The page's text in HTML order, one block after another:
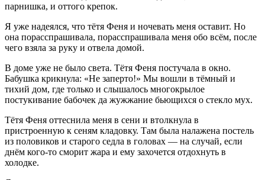
парнишка, и оттого крепок.
Я уже надеялся, что тётя Феня и ночевать меня оставит. Но
она порасспрашивала, порасспрашивала меня обо всём, после
чего взяла за руку и отвела домой.
В доме уже не было света. Тётя Феня постучала в окно.
Бабушка крикнула: «Не заперто!» Мы вошли в тёмный и
тихий дом, где только и слышалось многокрылое
постукивание бабочек да жужжание бьющихся о стекло мух.
Тётя Феня оттеснила меня в сени и втолкнула в
пристроенную к сеням кладовку. Там была налажена постель
из половиков и старого седла в головах — на случай, если
днём кого-то сморит жара и ему захочется отдохнуть в
холодке.